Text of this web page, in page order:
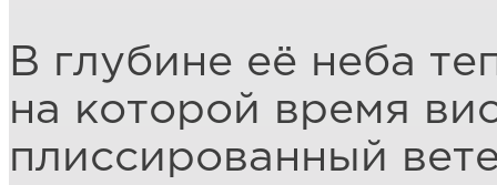
В глубине её неба
на которой время
плиссированный